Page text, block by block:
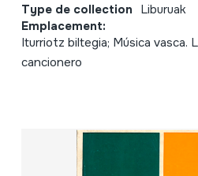
Type de collection Liburuak
Emplacement:
Iturriotz biltegia; Música vasca.
cancionero